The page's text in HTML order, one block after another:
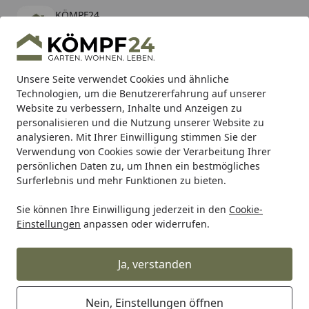
Unsere Seite verwendet Cookies und ähnliche
Technologien, um die Benutzererfahrung auf unserer
Website zu verbessern, Inhalte und Anzeigen zu
personalisieren und die Nutzung unserer Website zu
analysieren. Mit Ihrer Einwilligung stimmen Sie der
Verwendung von Cookies sowie der Verarbeitung Ihrer
persönlichen Daten zu, um Ihnen ein bestmögliches
Surferlebnis und mehr Funktionen zu bieten.
Sie können Ihre Einwilligung jederzeit in den Cookie-
Einstellungen anpassen oder widerrufen.
Ja, verstanden
Nein, Einstellungen öffnen
KÖMPF24
kostenlos - Im App Store
Hotline
Alle Produkte
Mein Konto
Suchen
Karibu Pools inkl. gratis Sandfilteranlage & Pool-
Starterset (Gesamtwert bis 468,99€)
Startseite
SBS Bremsbeläge Straße SBS Bremsbelag 676H.HS
SBS Bremsbelag 676H.HS Street
High Performance Sinter